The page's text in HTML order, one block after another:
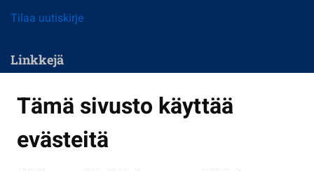
Tämä sivusto käyttää
evästeitä
Tilaa uutiskirje
Linkkejä
Kasvatus ja opetus
Kulttuuri ja liikunta